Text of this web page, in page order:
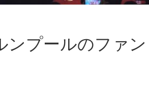
ンプールのファン